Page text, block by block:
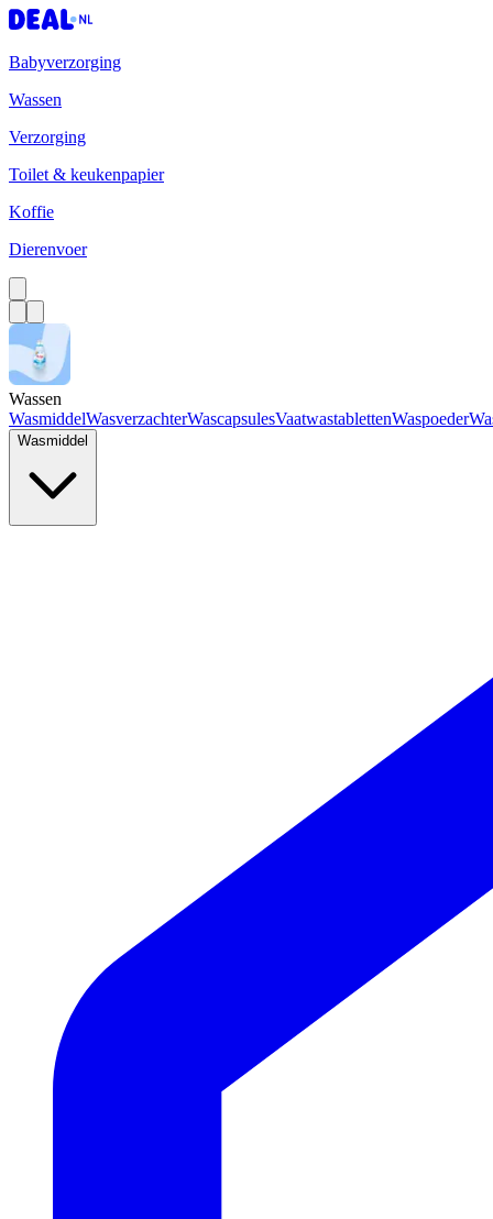
Babyverzorging
Wassen
Verzorging
Toilet & keukenpapier
Koffie
Dierenvoer
Wassen
WasmiddelWasverzachterWascapsulesVaatwastablettenWaspoeder
Wasmiddel